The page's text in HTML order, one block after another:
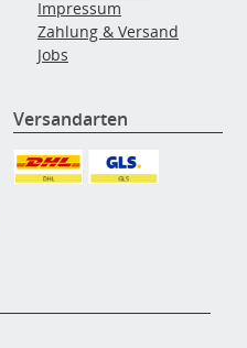
Impressum
Zahlung & Versand
Jobs
Versandarten